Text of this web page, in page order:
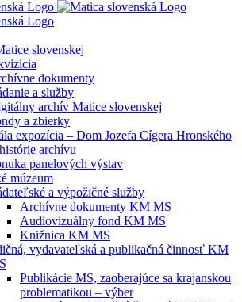
slovenskej
dokumenty
a služby
archív Matice slovenskej
a zbierky
expozícia – Dom Jozefa Cígera Hronského
archívu
panelových výstav
múzeum
a výpožičné služby
Archívne dokumenty KM MS
Audiovizuálny fond KM MS
Knižnica KM MS
vydavateľská a publikačná činnosť KM
Publikácie MS, zaoberajúce sa krajanskou
problematikou – výber